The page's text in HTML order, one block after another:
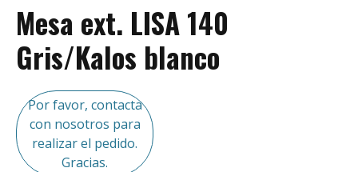
Mesa ext. LISA 140
Gris/Kalos blanco
Por favor, contacta
con nosotros para
realizar el pedido.
Gracias.